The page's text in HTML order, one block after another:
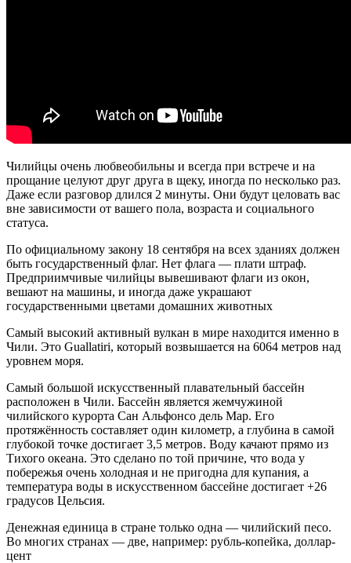
Чилийцы очень любвеобильны и всегда при встрече и на
прощание целуют друг друга в щеку, иногда по несколько раз.
Даже если разговор длился 2 минуты. Они будут целовать вас
вне зависимости от вашего пола, возраста и социального
статуса.
По официальному закону 18 сентября на всех зданиях должен
быть государственный флаг. Нет флага — плати штраф.
Предприимчивые чилийцы вывешивают флаги из окон,
вешают на машины, и иногда даже украшают
государственными цветами домашних животных
Самый высокий активный вулкан в мире находится именно в
Чили. Это Guallatiri, который возвышается на 6064 метров над
уровнем моря.
Самый большой искусственный плавательный бассейн
расположен в Чили. Бассейн является жемчужиной
чилийского курорта Сан Альфонсо дель Мар. Его
протяжённость составляет один километр, а глубина в самой
глубокой точке достигает 3,5 метров. Воду качают прямо из
Тихого океана. Это сделано по той причине, что вода у
побережья очень холодная и не пригодна для купания, а
температура воды в искусственном бассейне достигает +26
градусов Цельсия.
Денежная единица в стране только одна — чилийский песо.
Во многих странах — две, например: рубль-копейка, доллар-
цент